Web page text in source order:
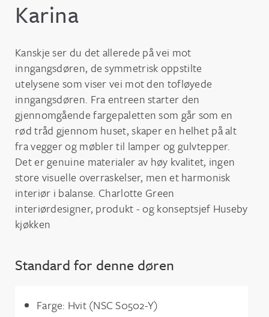
Karina
Kanskje ser du det allerede på vei mot
inngangsdøren, de symmetrisk oppstilte
utelysene som viser vei mot den tofløyede
inngangsdøren. Fra entreen starter den
gjennomgående fargepaletten som går som en
rød tråd gjennom huset, skaper en helhet på alt
fra vegger og møbler til lamper og gulvtepper.
Det er genuine materialer av høy kvalitet, ingen
store visuelle overraskelser, men et harmonisk
interiør i balanse. Charlotte Green
interiørdesigner, produkt - og konseptsjef Huseby
kjøkken
Standard for denne døren
Farge: Hvit (NSC S0502-Y)